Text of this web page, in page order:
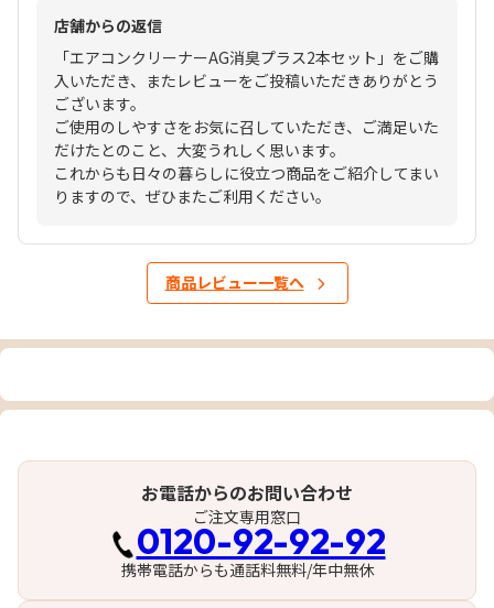
店舗からの返信
「エアコンクリーナーAG消臭プラス2本セット」をご購
入いただき、またレビューをご投稿いただきありがとう
ございます。
ご使用のしやすさをお気に召していただき、ご満足いた
だけたとのこと、大変うれしく思います。
これからも日々の暮らしに役立つ商品をご紹介してまい
りますので、ぜひまたご利用ください。
商品レビュー一覧へ
お電話からのお問い合わせ
ご注文専用窓口
0120-92-92-92
携帯電話からも通話料無料/年中無休